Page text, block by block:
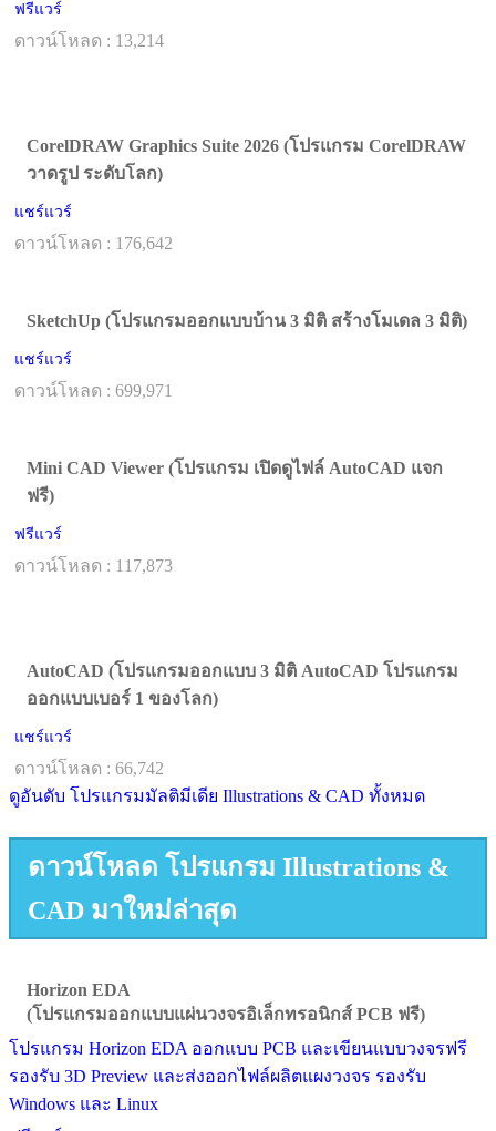
ฟรีแวร์
ดาวน์โหลด : 13,214
CorelDRAW Graphics Suite 2026 (โปรแกรม CorelDRAW
วาดรูป ระดับโลก)
แชร์แวร์
ดาวน์โหลด : 176,642
SketchUp (โปรแกรมออกแบบบ้าน 3 มิติ สร้างโมเดล 3 มิติ)
แชร์แวร์
ดาวน์โหลด : 699,971
Mini CAD Viewer (โปรแกรม เปิดดูไฟล์ AutoCAD แจก
ฟรี)
ฟรีแวร์
ดาวน์โหลด : 117,873
AutoCAD (โปรแกรมออกแบบ 3 มิติ AutoCAD โปรแกรม
ออกแบบเบอร์ 1 ของโลก)
แชร์แวร์
ดาวน์โหลด : 66,742
ดูอันดับ โปรแกรมมัลติมีเดีย Illustrations & CAD ทั้งหมด
ดาวน์โหลด โปรแกรม Illustrations &
CAD มาใหม่ล่าสุด
Horizon EDA
(โปรแกรมออกแบบแผ่นวงจรอิเล็กทรอนิกส์ PCB ฟรี)
โปรแกรม Horizon EDA ออกแบบ PCB และเขียนแบบวงจรฟรี
รองรับ 3D Preview และส่งออกไฟล์ผลิตแผงวงจร รองรับ
Windows และ Linux